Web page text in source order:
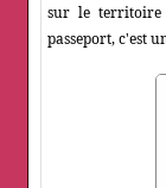
sur le territoire
passeport, c'est